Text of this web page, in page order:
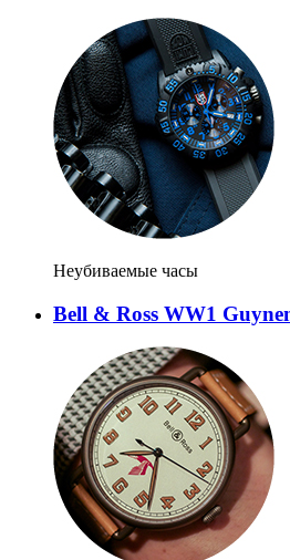
Неубиваемые часы
Bell & Ross WW1